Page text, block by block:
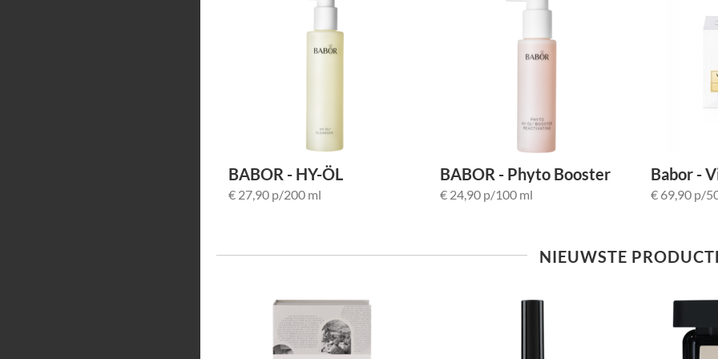
BABOR - HY-ÖL
€ 27,90 p/200 ml
BABOR - Phyto Booster
Reactivating
€ 24,90 p/100 ml
Babor -
Rich 50
€ 69,90 p/
NIEUWSTE